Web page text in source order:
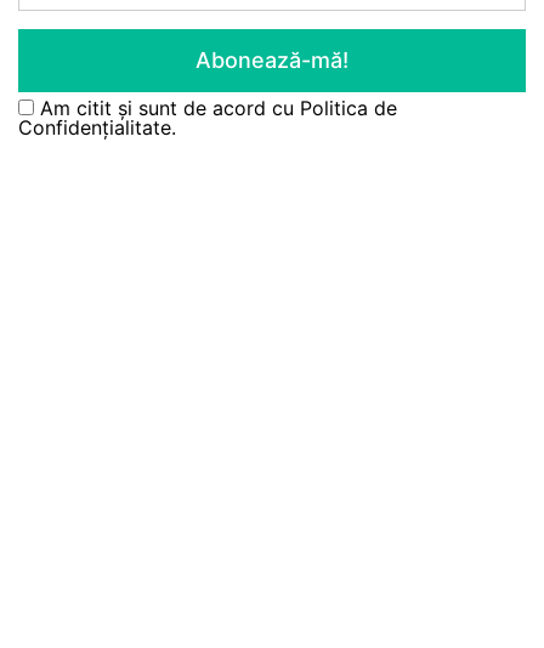
Am citit și sunt de acord cu Politica de
Confidențialitate.